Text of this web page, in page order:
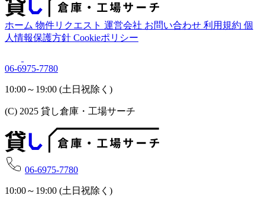
ホーム 物件リクエスト 運営会社 お問い合わせ 利用規約 個
人情報保護方針 Cookieポリシー
06-6975-7780
10:00～19:00 (土日祝除く)
(C) 2025 貸し倉庫・工場サーチ
06-6975-7780
10:00～19:00 (土日祝除く)